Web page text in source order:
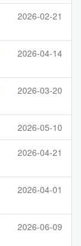
2026-02-21
2026-04-14
2026-03-20
2026-05-10
2026-04-21
2026-04-01
2026-06-09